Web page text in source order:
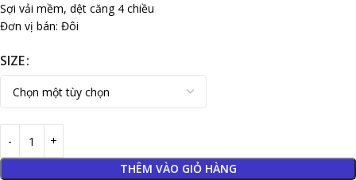
Sợi vải mềm, dệt căng 4 chiều
Đơn vị bán: Đôi
SIZE
THÊM VÀO GIỎ HÀNG